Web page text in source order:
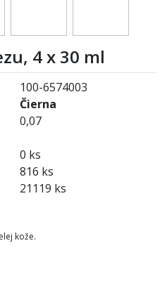
4 x 30 ml
100-6574003
Čierna
0,07
0 ks
816 ks
21119 ks
kože.